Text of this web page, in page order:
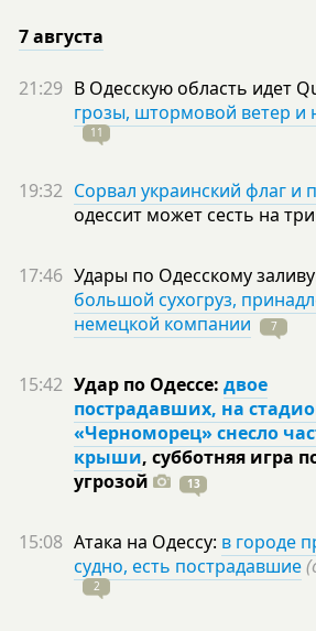
7 августа
21:29 В Одесскую область идет
грозы, штормовой ветер и
11
19:32 Сорвал украинский флаг и
одессит может сесть на три
17:46 Удары по Одесскому
большой сухогруз,
немецкой компании
7
15:42 Удар по Одессе: двое
пострадавших, на
«Черноморец» снесло
крыши, субботняя игра
угрозой
13
15:08 Атака на Одессу: в городе
судно, есть пострадавшие
2